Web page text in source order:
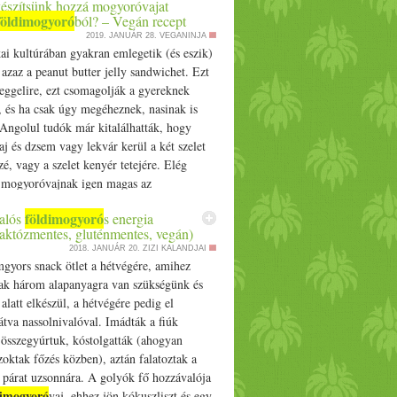
hozzá mogyoróvajat
ból? – Vegán recept
2019. JANUÁR 28. VEGANINJA
kultúrában gyakran emlegetik (és eszik)
a peanut butter jelly sandwichet. Ezt
ezt csomagolják a gyereknek
és ha csak úgy megéheznek, nasinak is
tudók már kitalálhatták, hogy
és dzsem vagy lekvár kerül a két szelet
vagy a szelet kenyér tetejére. Elég
igen magas az
feltétlen haladja meg a zsír- és
az átlagos, magyar sajtos-kecsapos
és mivel állati eredetű anyagoktól
a káros hatását is elkerüljük. Aki a
de tápláló reggeliket kedveli, annak a
ajánlom. A mogyoróvajas-
elkészítését nem nagyon kell
de talán a beszerzési helyekről
Lekvár vásárlásánál a
hogy olyat vegyünk, ami zselatintól és
földimogyorós energia
gluténmentes, vegán)
2018. JANUÁR 20. ZIZI KALANDJAI
snack ötlet a hétvégére, amihez
három alapanyagra van szükségünk és
elkészül, a hétvégére pedig el
nassolnivalóval. Imádták a fiúk
kóstolgatták (ahogyan
főzés közben), aztán falatoztak a
uzsonnára. A golyók fő hozzávalója